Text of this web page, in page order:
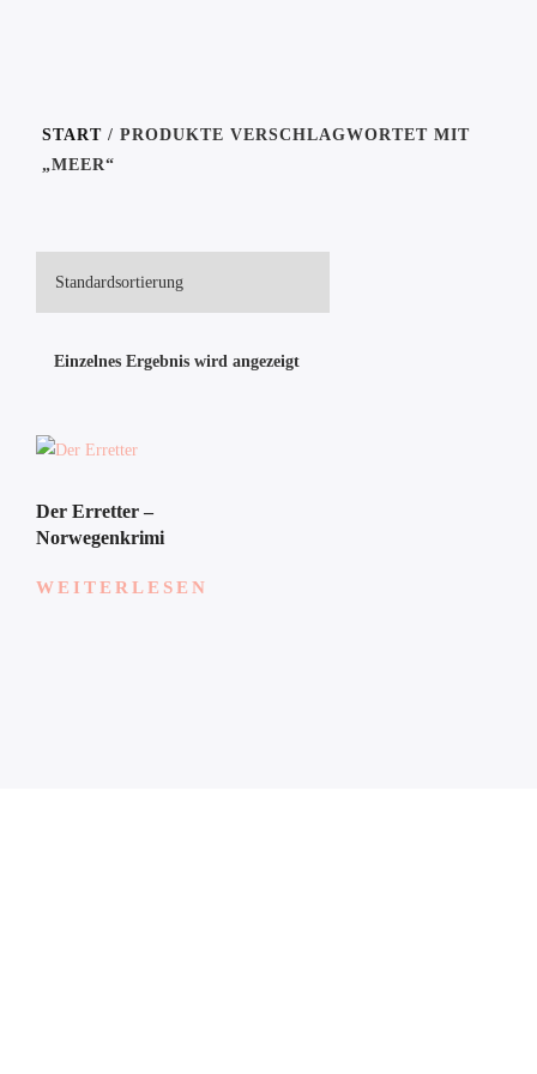
START / PRODUKTE VERSCHLAGWORTET MIT
„MEER“
Einzelnes Ergebnis wird angezeigt
Der Erretter –
Norwegenkrimi
WEITERLESEN